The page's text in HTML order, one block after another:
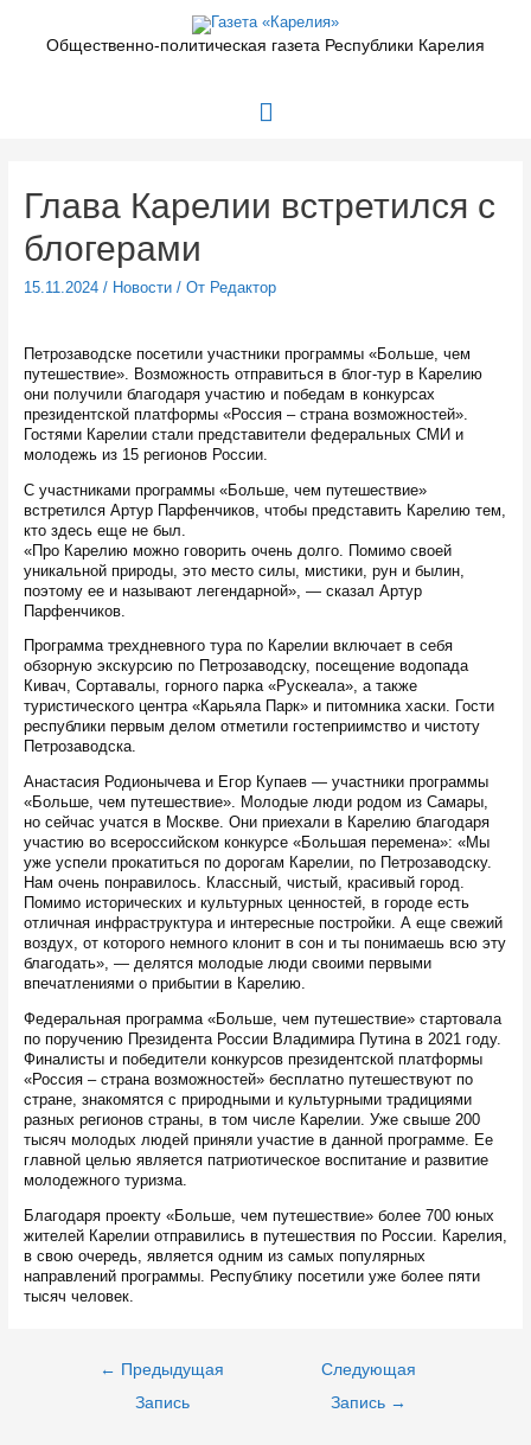
содержимомуОбщественно-политическая газета Республики Карелия
Главное
Глава Карелии встретился с
блогерами
15.11.2024/ Новости/ От Редактор
Петрозаводске посетили участники программы «Больше, чем
путешествие». Возможность отправиться в блог-тур в Карелию
они получили благодаря участию и победам в конкурсах
президентской платформы «Россия – страна возможностей».
Гостями Карелии стали представители федеральных СМИ и
молодежь из 15 регионов России.
С участниками программы «Больше, чем путешествие»
встретился Артур Парфенчиков, чтобы представить Карелию тем,
кто здесь еще не был.
«Про Карелию можно говорить очень долго. Помимо своей
уникальной природы, это место силы, мистики, рун и былин,
поэтому ее и называют легендарной», — сказал Артур
Парфенчиков.
Программа трехдневного тура по Карелии включает в себя
обзорную экскурсию по Петрозаводску, посещение водопада
Кивач, Сортавалы, горного парка «Рускеала», а также
туристического центра «Карьяла Парк» и питомника хаски. Гости
республики первым делом отметили гостеприимство и чистоту
Петрозаводска.
Анастасия Родионычева и Егор Купаев — участники программы
«Больше, чем путешествие». Молодые люди родом из Самары,
но сейчас учатся в Москве. Они приехали в Карелию благодаря
участию во всероссийском конкурсе «Большая перемена»: «Мы
уже успели прокатиться по дорогам Карелии, по Петрозаводску.
Нам очень понравилось. Классный, чистый, красивый город.
Помимо исторических и культурных ценностей, в городе есть
отличная инфраструктура и интересные постройки. А еще свежий
воздух, от которого немного клонит в сон и ты понимаешь всю эту
благодать», — делятся молодые люди своими первыми
впечатлениями о прибытии в Карелию.
Федеральная программа «Больше, чем путешествие» стартовала
по поручению Президента России Владимира Путина в 2021 году.
Финалисты и победители конкурсов президентской платформы
«Россия – страна возможностей» бесплатно путешествуют по
стране, знакомятся с природными и культурными традициями
разных регионов страны, в том числе Карелии. Уже свыше 200
тысяч молодых людей приняли участие в данной программе. Ее
главной целью является патриотическое воспитание и развитие
молодежного туризма.
Благодаря проекту «Больше, чем путешествие» более 700 юных
жителей Карелии отправились в путешествия по России. Карелия,
в свою очередь, является одним из самых популярных
направлений программы. Республику посетили уже более пяти
тысяч человек.
Навигация
← Предыдущая
Запись
Следующая
Запись →